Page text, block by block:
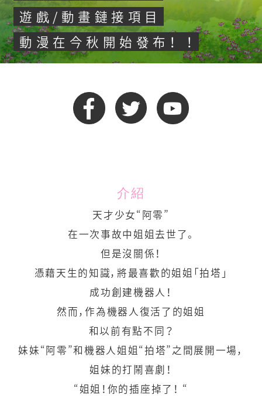
語言
日語
英語
中文 - 簡體字
介紹
天才少女“阿零”
在一次事故中姐姐去世了。
但是沒關係！
憑藉天生的知識，將最喜歡的姐姐「拍塔」
成功創建機器人！
然而，作為機器人復活了的姐姐
和以前有點不同？
妹妹“阿零”和機器人姐姐“拍塔”之間展開一場，
姐妹的打鬧喜劇！
“姐姐！你的插座掉了！ “
遊戲/動畫鏈接項目
動漫在今秋開始發布！ ！